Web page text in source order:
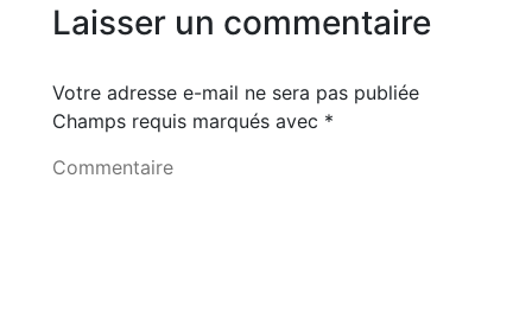
Laisser un commentaire
Votre adresse e-mail ne sera pas publiée
Champs requis marqués avec *
Commentaire